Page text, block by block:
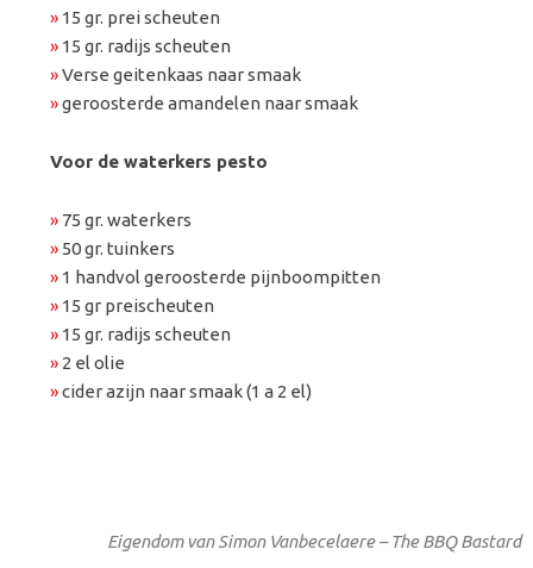
» 15 gr. prei scheuten
» 15 gr. radijs scheuten
»Verse geitenkaas naar smaak
»geroosterde amandelen naar smaak
Voor de waterkers pesto
» 75 gr. waterkers
» 50 gr. tuinkers
» 1 handvol geroosterde pijnboompitten
» 15 gr preischeuten
» 15 gr. radijs scheuten
» 2 el olie
»cider azijn naar smaak (1 a 2 el)
Eigendom van Simon Vanbecelaere – The BBQ Bastard